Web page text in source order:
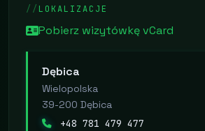
LOKALIZACJE
Pobierz wizytówkę vCard
Dębica
Wielopolska
39-200 Dębica
+48 781 479 477